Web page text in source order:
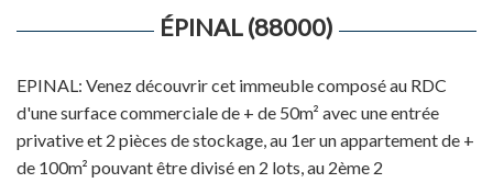
ÉPINAL (88000)
EPINAL: Venez découvrir cet immeuble composé au RDC
d'une surface commerciale de + de 50m² avec une entrée
privative et 2 pièces de stockage, au 1er un appartement de +
de 100m² pouvant être divisé en 2 lots, au 2ème 2